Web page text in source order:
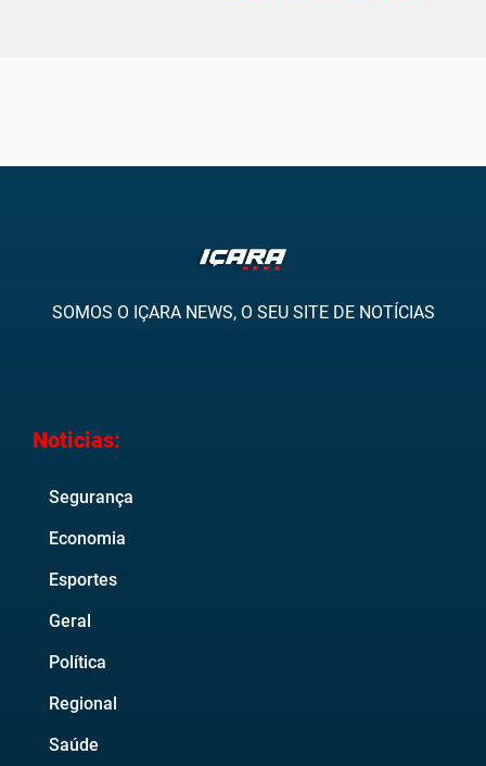
SOMOS O IÇARA NEWS, O SEU SITE DE NOTÍCIAS
Noticias:
Segurança
Economia
Esportes
Geral
Política
Regional
Saúde